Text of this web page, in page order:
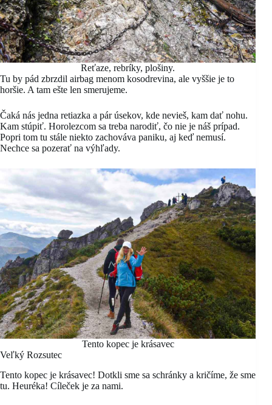
Reťaze, rebríky, plošiny.
Tu by pád zbrzdil airbag menom kosodrevina, ale vyššie je to
horšie. A tam ešte len smerujeme.
Čaká nás jedna retiazka a pár úsekov, kde nevieš, kam dať nohu.
Kam stúpiť. Horolezcom sa treba narodiť, čo nie je náš prípad.
Popri tom tu stále niekto zachováva paniku, aj keď nemusí.
Nechce sa pozerať na výhľady.
Tento kopec je krásavec
Veľký Rozsutec
Tento kopec je krásavec! Dotkli sme sa schránky a kričíme, že sme
tu. Heuréka! Cíleček je za nami.